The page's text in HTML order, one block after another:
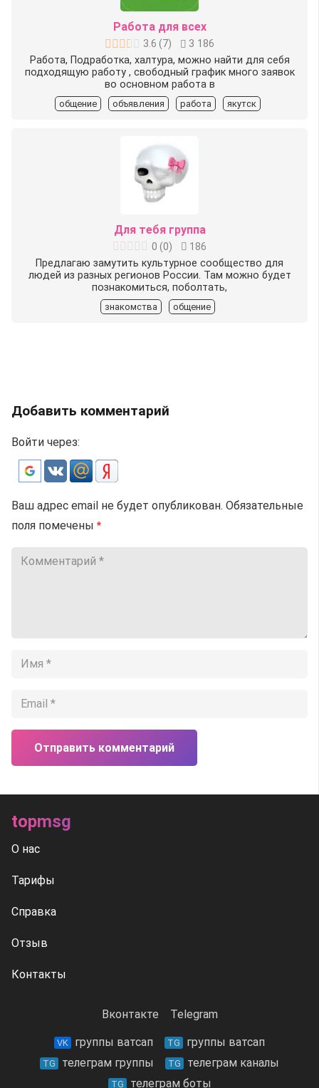
Работа для всех
3.6 (7)
3 186
Работа, Подработка, халтура, можно найти для себя
подходящую работу , свободный график много заявок
во основном работа в
общение объявления работа якутск
Для тебя группа
0 (0)
186
Предлагаю замутить культурное сообщество для
людей из разных регионов России. Там можно будет
познакомиться, поболтать,
знакомства общение
Добавить комментарий
Войти через:
Ваш адрес email не будет опубликован. Обязательные
поля помечены *
Отправить комментарий
topmsg
О нас
Тарифы
Справка
Отзыв
Контакты
Вконтакте Telegram
VK группы ватсап TG группы ватсап
TG телеграм группы TG телеграм каналы
TG телеграм боты